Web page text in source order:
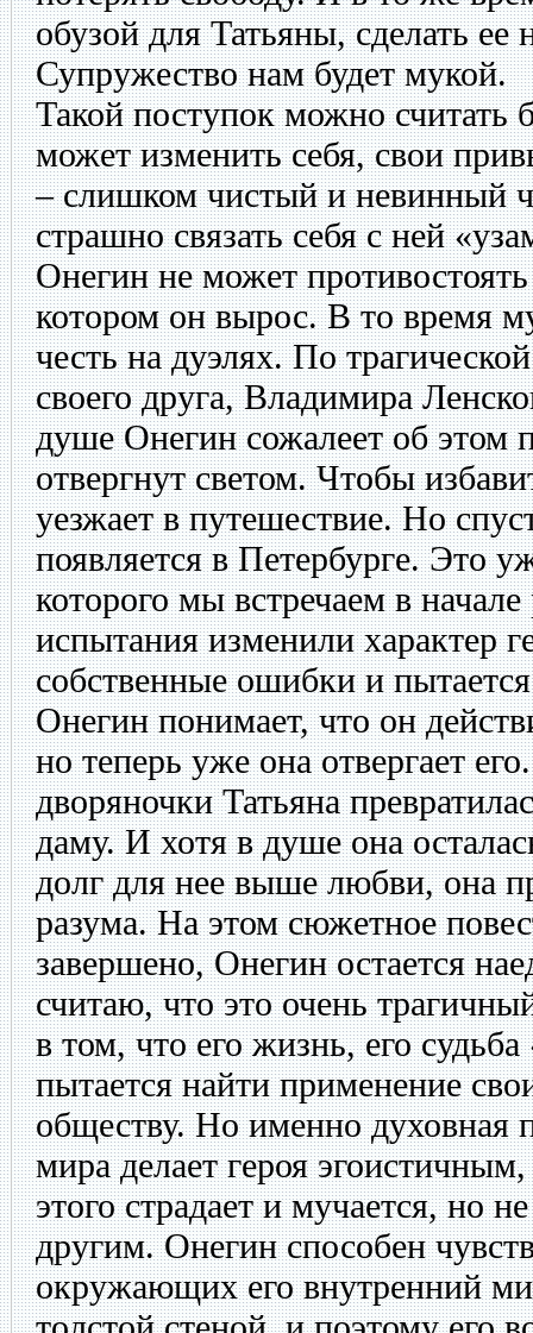
обузой для Татьяны, сделать ее
Супружество нам будет мукой.
Такой поступок можно считать
может изменить себя, свои
– слишком чистый и невинный
страшно связать себя с ней
Онегин не может
котором он вырос. В то время
честь на дуэлях. По
своего друга, Владимира
душе Онегин сожалеет об этом
отвергнут светом. Чтобы
уезжает в путешествие. Но
появляется в Петербурге. Это
которого мы встречаем в
испытания изменили характер
собственные ошибки и
Онегин понимает, что он
но теперь уже она отвергает
дворяночки Татьяна
даму. И хотя в душе она
долг для нее выше любви, она
разума. На этом сюжетное
завершено, Онегин остается
считаю, что это очень
в том, что его жизнь, его
пытается найти применение
обществу. Но именно духовная
мира делает героя
этого страдает и мучается, но
другим. Онегин способен
окружающих его внутренний